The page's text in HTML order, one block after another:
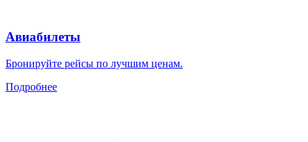
Авиабилеты
Бронируйте рейсы по лучшим ценам.
Подробнее